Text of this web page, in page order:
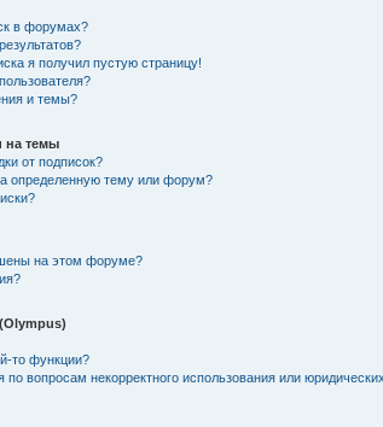
в форумах?
я получил пустую страницу!
и темы?
на темы
от подписок?
определенную тему или форум?
на этом форуме?
то функции?
вопросам некорректного использования или